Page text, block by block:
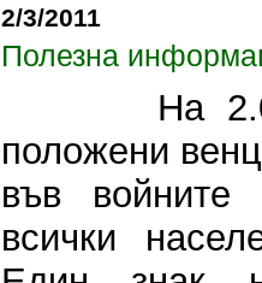
2/3/2011
Полезна
На
положени
във войните
всички